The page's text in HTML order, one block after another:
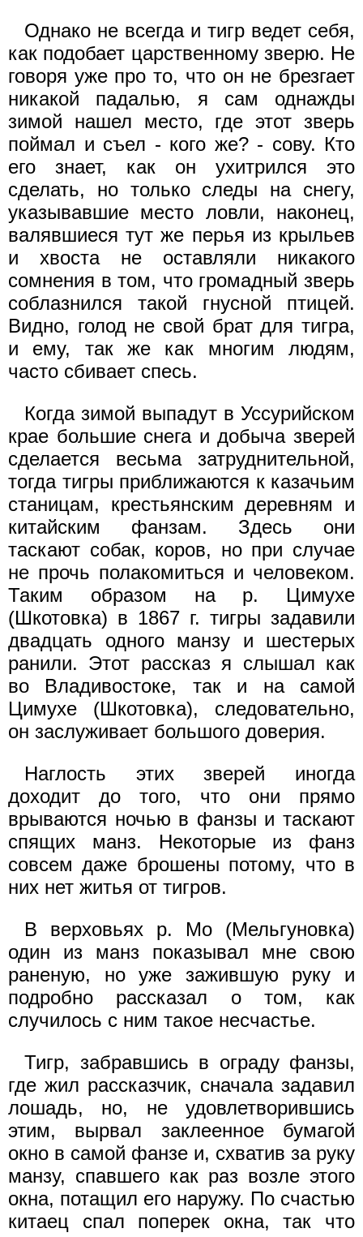
Однако не всегда и тигр ведет себя,
как подобает царственному зверю. Не
говоря уже про то, что он не брезгает
никакой падалью, я сам однажды
зимой нашел место, где этот зверь
поймал и съел - кого же? - сову. Кто
его знает, как он ухитрился это
сделать, но только следы на снегу,
указывавшие место ловли, наконец,
валявшиеся тут же перья из крыльев
и хвоста не оставляли никакого
сомнения в том, что громадный зверь
соблазнился такой гнусной птицей.
Видно, голод не свой брат для тигра,
и ему, так же как многим людям,
часто сбивает спесь.
Когда зимой выпадут в Уссурийском
крае большие снега и добыча зверей
сделается весьма затруднительной,
тогда тигры приближаются к казачьим
станицам, крестьянским деревням и
китайским фанзам. Здесь они
таскают собак, коров, но при случае
не прочь полакомиться и человеком.
Таким образом на р. Цимухе
(Шкотовка) в 1867 г. тигры задавили
двадцать одного манзу и шестерых
ранили. Этот рассказ я слышал как
во Владивостоке, так и на самой
Цимухе (Шкотовка), следовательно,
он заслуживает большого доверия.
Наглость этих зверей иногда
доходит до того, что они прямо
врываются ночью в фанзы и таскают
спящих манз. Некоторые из фанз
совсем даже брошены потому, что в
них нет житья от тигров.
В верховьях р. Мо (Мельгуновка)
один из манз показывал мне свою
раненую, но уже зажившую руку и
подробно рассказал о том, как
случилось с ним такое несчастье.
Тигр, забравшись в ограду фанзы,
где жил рассказчик, сначала задавил
лошадь, но, не удовлетворившись
этим, вырвал заклеенное бумагой
окно в самой фанзе и, схватив за руку
манзу, спавшего как раз возле этого
окна, потащил его наружу. По счастью
китаец спал поперек окна, так что